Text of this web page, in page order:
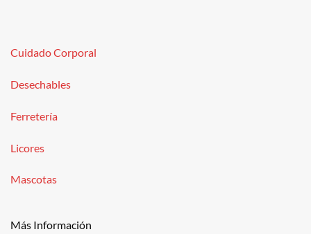
Cuidado Corporal
Desechables
Ferretería
Licores
Mascotas
Más Información